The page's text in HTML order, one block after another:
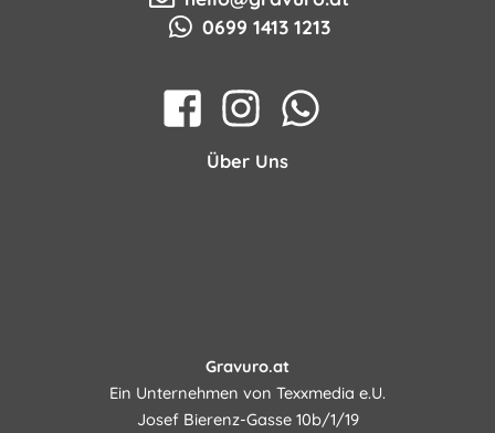
0699 1413 1213
Über Uns
Gravuro.at
Ein Unternehmen von Texxmedia e.U.
Josef Bierenz-Gasse 10b/1/19